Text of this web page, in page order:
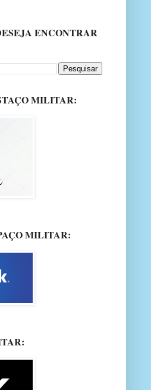
ENCONTRAR
MILITAR:
MILITAR: